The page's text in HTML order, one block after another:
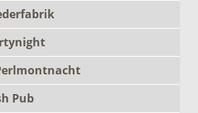
Pub